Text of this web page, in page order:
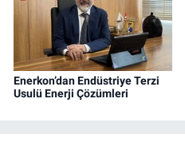
Enerkon’dan Endüstriye Terzi
Usulü Enerji Çözümleri